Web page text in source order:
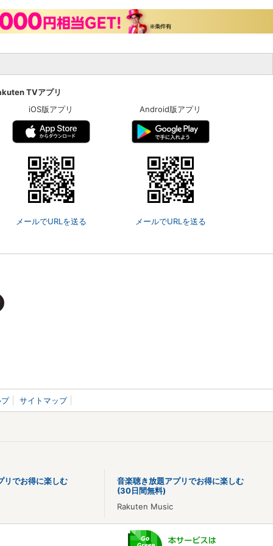
TVアプリ
iOS版アプリ
メールでURLを送る
Android版アプリ
メールでURLを送る
サイトマップ
リでお得に楽しむ
音楽聴き放題アプリでお得に楽しむ
(30日間無料)
Rakuten Music